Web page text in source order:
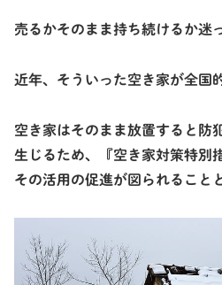
売るかそのまま持ち続けるか迷
近年、そういった空き家が全国
空き家はそのまま放置すると防
生じるため、『空き家対策特別
その活用の促進が図られること